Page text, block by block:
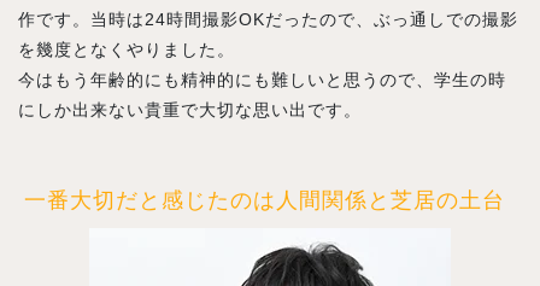
作です。当時は24時間撮影OKだったので、ぶっ通しでの撮影
を幾度となくやりました。
今はもう年齢的にも精神的にも難しいと思うので、学生の時
にしか出来ない貴重で大切な思い出です。
一番大切だと感じたのは人間関係と芝居の土台